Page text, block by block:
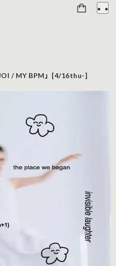
/ MY BPM」[4/16thu-]